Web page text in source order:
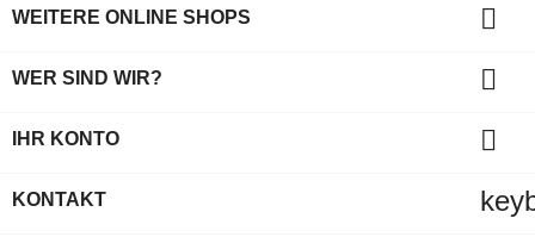
WEITERE ONLINE SHOPS 
WER SIND WIR? 
IHR KONTO 
KONTAKT